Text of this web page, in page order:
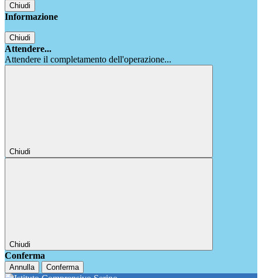
Chiudi
Informazione
Chiudi
Attendere...
Attendere il completamento dell'operazione...
Chiudi
Chiudi
Conferma
Annulla Conferma